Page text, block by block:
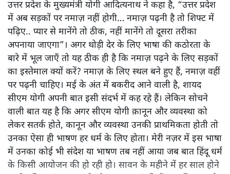
उत्तर प्रदेश के मुख्यमंत्री योगी आदित्यनाथ ने कहा है, “उत्तर प्रदेश
में अब सड़कों पर नमाज़ नहीं होगी… नमाज़ पढ़नी है तो शिफ्ट में
पढ़िए.. प्यार से मानेंगे तो ठीक, नहीं मानेंगे तो दूसरा तरीका
अपनाया जाएगा”। अगर थोड़ी देर के लिए भाषा की कठोरता के
बारे में भूल जाएँ तो यह ठीक ही है कि नमाज़ पढ़ने के लिए सड़कों
का इस्तेमाल क्यों करें? नमाज़ के लिए स्थल बने हुए हैं, नमाज़ वहीं
पर पढ़नी चाहिए। मई के अंत में बकरीद आने वाली है, शायद
सीएम योगी अपनी बात इसी संदर्भ में कह रहे हैं। लेकिन सोचने
वाली बात यह है कि अगर सीएम योगी क़ानून और व्यवस्था को
लेकर सतर्क होते, कानून और व्यवस्था उनकी प्राथमिकता होती तो
उनका ऐसा ही भाषण हर धर्म के लिए होता। मेरी नज़र में इस भाषा
में उनका कोई भी संदेश या भाषण तब नहीं आया जब बात हिंदू धर्म
के किसी आयोजन की हो रही हो। सावन के महीने में हर साल होने